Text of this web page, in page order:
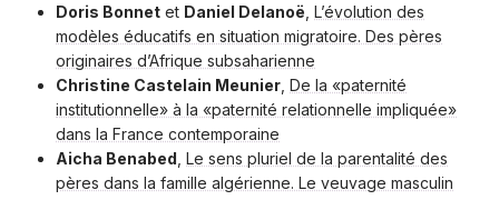
Doris Bonnet et Daniel Delanoë L’évolution des
modèles éducatifs en situation migratoire. Des pères
originaires d’Afrique subsaharienne
Christine Castelain Meunier De la «paternité
institutionnelle» à la «paternité relationnelle impliquée»
dans la France contemporaine
Aicha Benabed Le sens pluriel de la parentalité des
pères dans la famille algérienne. Le veuvage masculin